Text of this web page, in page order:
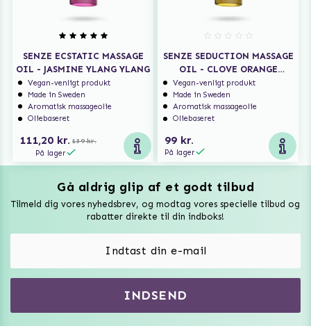
SENZE ECSTATIC MASSAGE
OIL - JASMINE YLANG YLANG
Vegan-venligt produkt
Made in Sweden
Aromatisk massageolie
Oliebaseret
111,20 kr. 139 kr.
På lager
SENZE SEDUCTION MASSAGE
OIL - CLOVE ORANGE
LAVENDER
Vegan-venligt produkt
Made in Sweden
Aromatisk massageolie
Oliebaseret
99 kr.
På lager
Gå aldrig glip af et godt tilbud
Tilmeld dig vores nyhedsbrev, og modtag vores specielle tilbud og
rabatter direkte til din indboks!
INDSEND
VAT: SE556744520901
Vuxen Magazine
Vibratorer